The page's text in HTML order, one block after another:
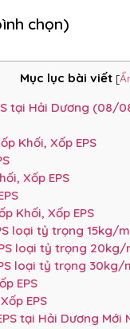
chọn)
Mục lục bài viết [
tại Hải Dương (08/
Khối, Xốp EPS
Xốp EPS
Khối, Xốp EPS
loại tỷ trọng 15kg/
loại tỷ trọng 20kg/
loại tỷ trọng 30kg/
EPS
EPS
tại Hải Dương